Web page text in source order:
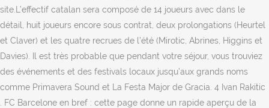
site.L’effectif catalan sera composé de 14 joueurs avec dans le
détail, huit joueurs encore sous contrat, deux prolongations (Heurtel
et Claver) et les quatre recrues de l’été (Mirotic, Abrines, Higgins et
Davies). Il est très probable que pendant votre séjour, vous trouviez
des événements et des festivals locaux jusqu’aux grands noms
comme Primavera Sound et La Festa Major de Gracia. 4 Ivan Rakitic
. FC Barcelone en bref : cette page donne un rapide aperçu de la